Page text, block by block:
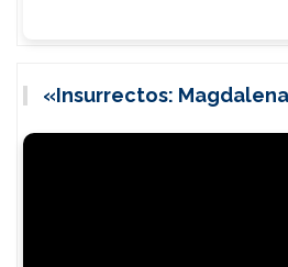
«Insurrectos: